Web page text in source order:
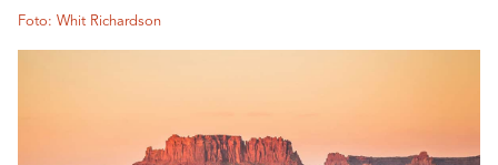
Foto: Whit Richardson